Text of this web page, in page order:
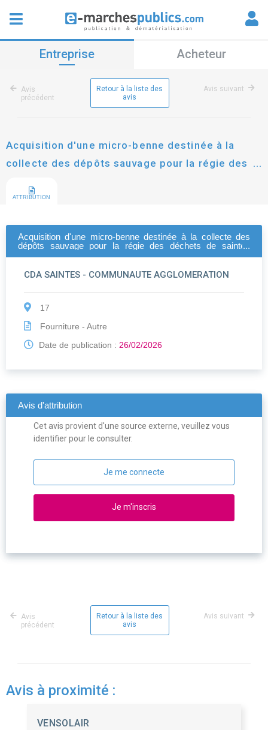
Entreprise Acheteur
Avis
précédent
Retour à la liste des
avis
Avis suivant
Acquisition d'une micro-benne destinée à la
collecte des dépôts sauvage pour la régie des
ATTRIBUTION
Acquisition d'une micro-benne destinée à la collecte des
dépôts sauvage pour la régie des déchets de saintes
CDA SAINTES - COMMUNAUTE AGGLOMERATION
17
Fourniture - Autre
Date de publication : 26/02/2026
Avis d'attribution
Cet avis provient d'une source externe, veuillez vous
identifier pour le consulter.
Je me connecte
Je m'inscris
Avis
précédent
Retour à la liste des
avis
Avis suivant
Avis à proximité :
VENSOLAIR